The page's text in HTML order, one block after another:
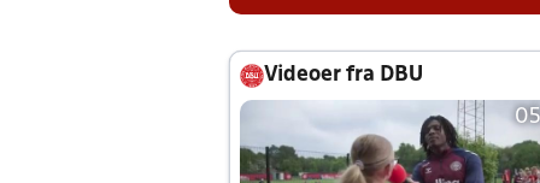
Videoer fra DBU